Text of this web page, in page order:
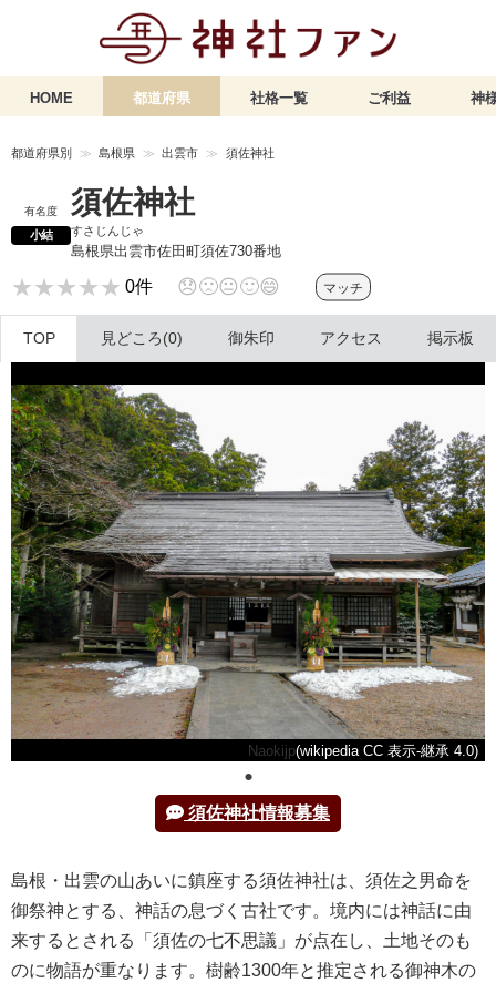
HOME 都道府県 社格一覧 ご利益 神
都道府県別 島根県 出雲市 須佐神社
有名度
小結
須佐神社
すさじんじゃ
島根県出雲市佐田町須佐730番地
★★★★★
★★★★★ 0件 😞🙁😐🙂😄 マッチ
TOP 見どころ(0) 御朱印 アクセス 掲示板
Naokijp(wikipedia CC 表示-継承 4.0)
須佐神社情報募集
島根・出雲の山あいに鎮座する須佐神社は、須佐之男命を
御祭神とする、神話の息づく古社です。境内には神話に由
来するとされる「須佐の七不思議」が点在し、土地そのも
のに物語が重なります。樹齢1300年と推定される御神木の